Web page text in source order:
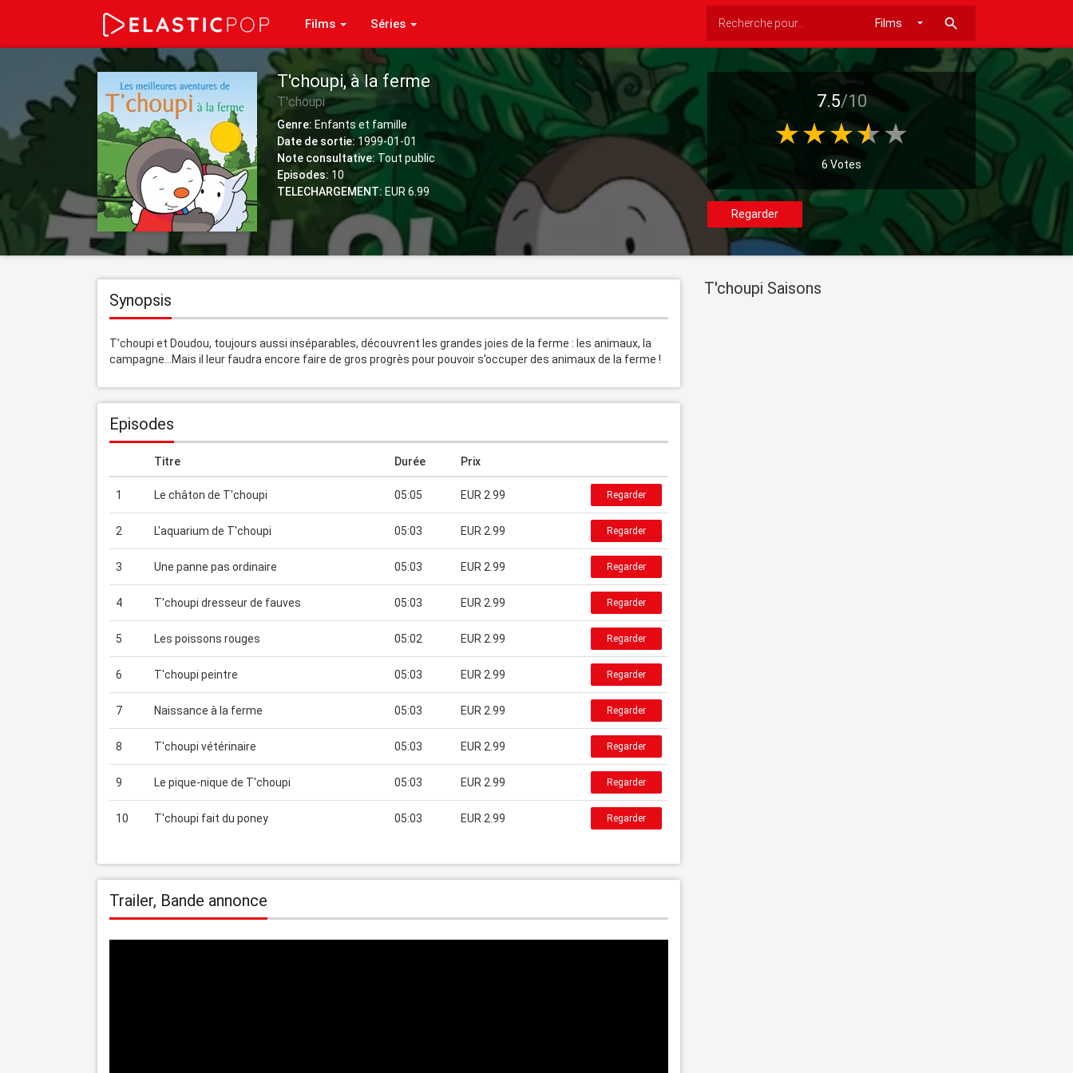
Films Séries search
T'choupi, à la ferme
T'choupi
Genre: Enfants et famille
Date de sortie:1999-01-01
Note consultative: Tout public
Episodes: 10
TELECHARGEMENT: EUR 6.99
7.5/10
6 Votes
Regarder
Synopsis
T’choupi et Doudou, toujours aussi inséparables, découvrent les grandes joies de la ferme : les animaux, la
campagne…Mais il leur faudra encore faire de gros progrès pour pouvoir s’occuper des animaux de la ferme !
Episodes
Titre Durée Prix
1 Le châton de T'choupi 05:05 EUR 2.99 Regarder
2 L'aquarium de T'choupi 05:03 EUR 2.99 Regarder
3 Une panne pas ordinaire 05:03 EUR 2.99 Regarder
4 T'choupi dresseur de fauves 05:03 EUR 2.99 Regarder
5 Les poissons rouges 05:02 EUR 2.99 Regarder
6 T'choupi peintre 05:03 EUR 2.99 Regarder
7 Naissance à la ferme 05:03 EUR 2.99 Regarder
8 T'choupi vétérinaire 05:03 EUR 2.99 Regarder
9 Le pique-nique de T'choupi 05:03 EUR 2.99 Regarder
10 T'choupi fait du poney 05:03 EUR 2.99 Regarder
Trailer, Bande annonce
T'choupi Saisons